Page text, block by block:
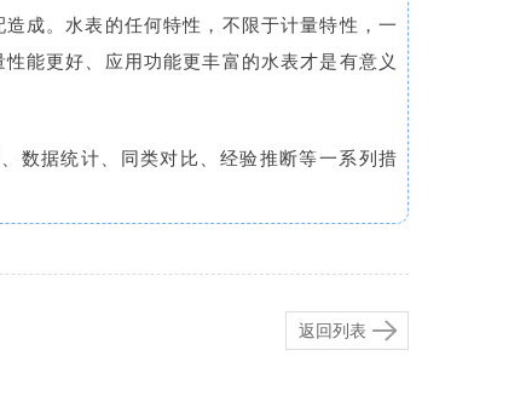
成。水表的任何特性，不限于计量特性，一
能更好、应用功能更丰富的水表才是有意义
数据统计、同类对比、经验推断等一系列措
返回列表